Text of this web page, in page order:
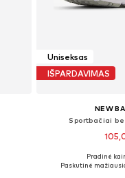
Uniseksas
IŠPARDAVIMAS
NEW
Sportbačiai
Yra
Pradinė
Paskutinė